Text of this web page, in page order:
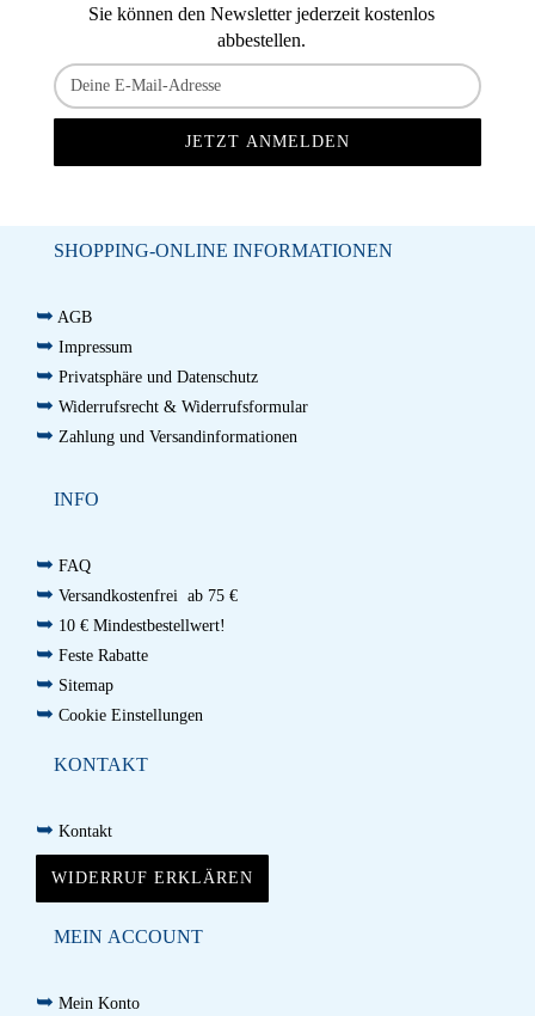
Sie können den Newsletter jederzeit kostenlos
abbestellen.
SHOPPING-ONLINE INFORMATIONEN
➥ AGB
➥ Impressum
➥ Privatsphäre und Datenschutz
➥ Widerrufsrecht & Widerrufsformular
➥ Zahlung und Versandinformationen
INFO
➥ FAQ
➥ Versandkostenfrei ab 75 €
➥ 10 € Mindestbestellwert!
➥ Feste Rabatte
➥ Sitemap
➥ Cookie Einstellungen
KONTAKT
➥ Kontakt
WIDERRUF ERKLÄREN
MEIN ACCOUNT
➥ Mein Konto